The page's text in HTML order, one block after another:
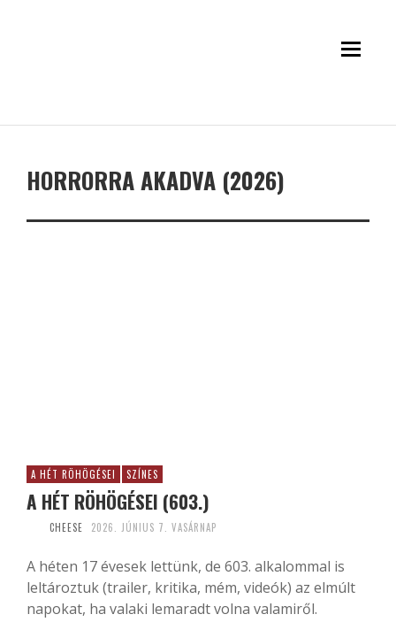
HORRORRA AKADVA (2026)
A HÉT RÖHÖGÉSEI SZÍNES
A HÉT RÖHÖGÉSEI (603.)
CHEESE 2026. JÚNIUS 7. VASÁRNAP
A héten 17 évesek lettünk, de 603. alkalommal is
leltároztuk (trailer, kritika, mém, videók) az elmúlt
napokat, ha valaki lemaradt volna valamiről.